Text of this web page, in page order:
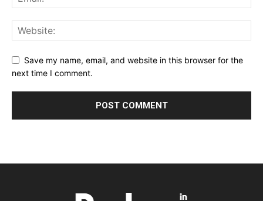
Save my name, email, and website in this browser for the
next time I comment.